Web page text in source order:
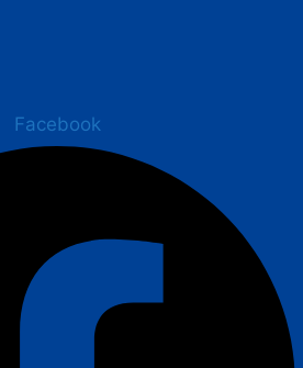
Facebook